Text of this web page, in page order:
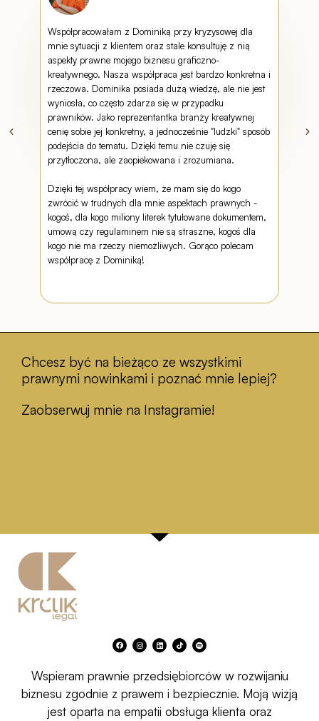
Współpracowałam z Dominiką przy kryzysowej dla
mnie sytuacji z klientem oraz stale konsultuję z nią
aspekty prawne mojego biznesu graficzno-
kreatywnego. Nasza współpraca jest bardzo konkretna i
rzeczowa. Dominika posiada dużą wiedzę, ale nie jest
wyniosła, co często zdarza się w przypadku
prawników. Jako reprezentantka branży kreatywnej
cenię sobie jej konkretny, a jednocześnie "ludzki" sposób
podejścia do tematu. Dzięki temu nie czuję się
przytłoczona, ale zaopiekowana i zrozumiana.
Dzięki tej współpracy wiem, że mam się do kogo
zwrócić w trudnych dla mnie aspektach prawnych -
kogoś, dla kogo miliony literek tytułowane dokumentem,
umową czy regulaminem nie są straszne, kogoś dla
kogo nie ma rzeczy niemożliwych. Gorąco polecam
współpracę z Dominiką!
Chcesz być na bieżąco ze wszystkimi
prawnymi nowinkami i poznać mnie lepiej?
Zaobserwuj mnie na Instagramie!
F
a
c
o
o
I
n
s
g
r
m
L
i
n
d
i
T
i
k
k
S
p
o
f
y
Wspieram prawnie przedsiębiorców w rozwijaniu
biznesu zgodnie z prawem i bezpiecznie. Moją wizją
jest oparta na empatii obsługa klienta oraz